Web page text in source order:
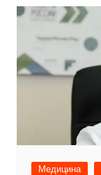
Медицина